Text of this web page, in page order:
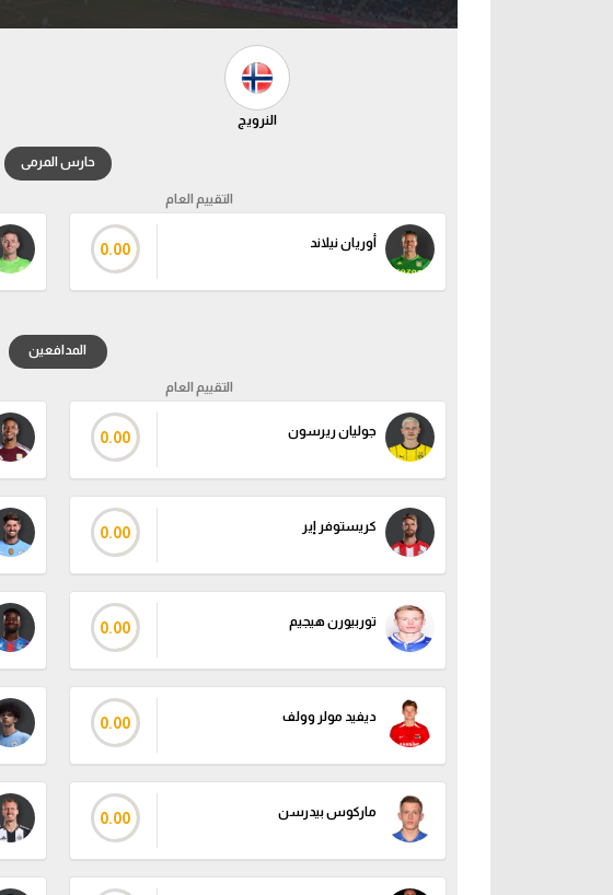
النرويج
حارس المرمى
التقييم العام
أوريان نيلاند 0.00
المدافعين
التقييم العام
جوليان ريرسون 0.00
كريستوفر إير 0.00
توربيورن هيجيم 0.00
ديفيد مولر وولف 0.00
ماركوس بيدرسن 0.00